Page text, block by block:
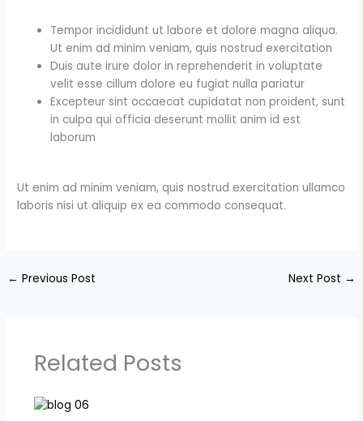
Tempor incididunt ut labore et dolore magna aliqua.
Ut enim ad minim veniam, quis nostrud exercitation
Duis aute irure dolor in reprehenderit in voluptate
velit esse cillum dolore eu fugiat nulla pariatur
Excepteur sint occaecat cupidatat non proident, sunt
in culpa qui officia deserunt mollit anim id est
laborum
Ut enim ad minim veniam, quis nostrud exercitation ullamco
laboris nisi ut aliquip ex ea commodo consequat.
← Previous Post Next Post →
Related Posts